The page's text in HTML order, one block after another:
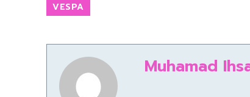
VESPA
Muhamad